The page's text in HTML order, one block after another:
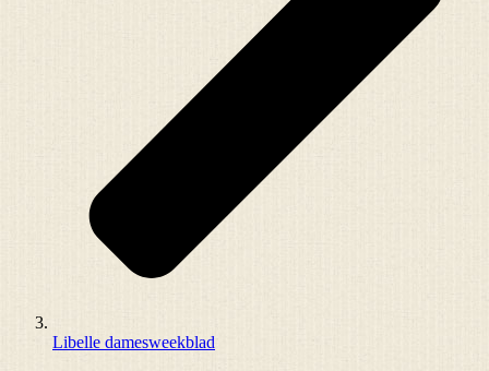
Libelle damesweekblad